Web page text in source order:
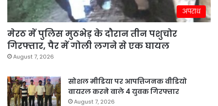
अपराध
मेरठ में पुलिस मुठभेड़ के दौरान तीन पशुचोर
गिरफ्तार, पैर में गोली लगने से एक घायल
August 7, 2026
सोशल मीडिया पर आपत्तिजनक वीडियो
वायरल करने वाले 4 युवक गिरफ्तार
August 7, 2026